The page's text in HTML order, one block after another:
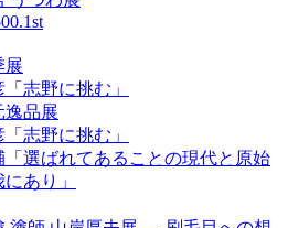
展
志野に挑む」
逸品展
志野に挑む」
「選ばれてあることの現代と原始
あり」